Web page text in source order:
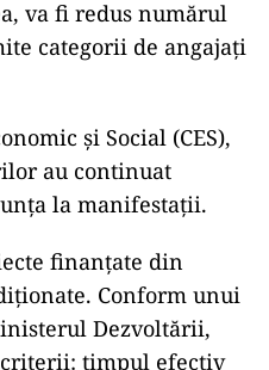
va fi redus numărul
categorii de angajați
și Social (CES),
au continuat
la manifestații.
finanțate din
Conform unui
Dezvoltării,
timpul efectiv